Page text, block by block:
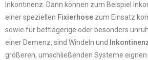
Inkontinenz. Dann können zum Beispiel
einer speziellen Fixierhose zum Einsatz
sowie für bettlägerige oder besonders
einer Demenz, sind Windeln und
größeren, umschließenden Systeme